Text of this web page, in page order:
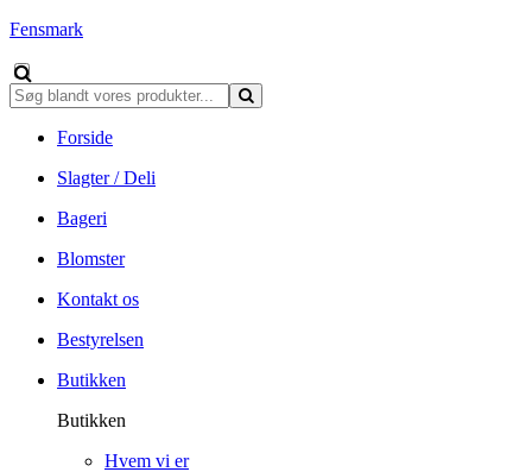
Fensmark
Forside
Slagter / Deli
Bageri
Blomster
Kontakt os
Bestyrelsen
Butikken
Butikken
Hvem vi er